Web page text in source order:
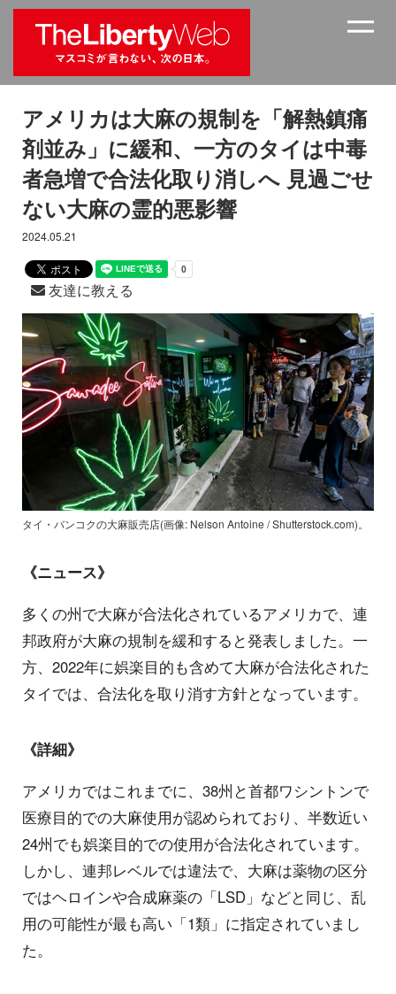
アメリカは大麻の規制を「解熱鎮痛
剤並み」に緩和、一方のタイは中毒
者急増で合法化取り消しへ 見過ごせ
ない大麻の霊的悪影響
2024.05.21
友達に教える
タイ・バンコクの大麻販売店(画像: Nelson Antoine / Shutterstock.com)。
《ニュース》
多くの州で大麻が合法化されているアメリカで、連
邦政府が大麻の規制を緩和すると発表しました。一
方、2022年に娯楽目的も含めて大麻が合法化された
タイでは、合法化を取り消す方針となっています。
《詳細》
アメリカではこれまでに、38州と首都ワシントンで
医療目的での大麻使用が認められており、半数近い
24州でも娯楽目的での使用が合法化されています。
しかし、連邦レベルでは違法で、大麻は薬物の区分
ではヘロインや合成麻薬の「LSD」などと同じ、乱
用の可能性が最も高い「1類」に指定されていまし
た。